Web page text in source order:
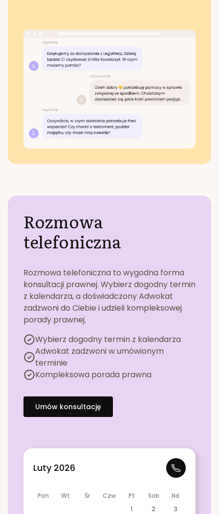
Rozmowa
telefoniczna
Rozmowa telefoniczna to wygodna forma
konsultacji prawnej. Wybierz dogodny termin
z kalendarza, a doświadczony Adwokat
zadzwoni do Ciebie i udzieli kompleksowej
porady prawnej.
Wybierz dogodny termin z kalendarza
Adwokat zadzwoni w umówionym
terminie
Kompleksowa porada prawna
Umów konsultację
Luty 2026
Pon Wt Śr Czw Pt Sob Nd
1 2
3